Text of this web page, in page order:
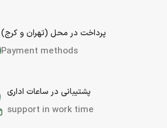
پرداخت در محل (تهران و کرج)
Payment methods
پشتیبانی در ساعات اداری
support in work time